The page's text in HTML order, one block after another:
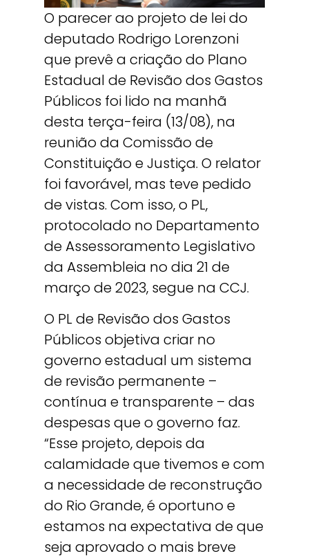
O parecer ao projeto de lei do
deputado Rodrigo Lorenzoni
que prevê a criação do Plano
Estadual de Revisão dos Gastos
Públicos foi lido na manhã
desta terça-feira (13/08), na
reunião da Comissão de
Constituição e Justiça. O relator
foi favorável, mas teve pedido
de vistas. Com isso, o PL,
protocolado no Departamento
de Assessoramento Legislativo
da Assembleia no dia 21 de
março de 2023, segue na CCJ.
O PL de Revisão dos Gastos
Públicos objetiva criar no
governo estadual um sistema
de revisão permanente –
contínua e transparente – das
despesas que o governo faz.
“Esse projeto, depois da
calamidade que tivemos e com
a necessidade de reconstrução
do Rio Grande, é oportuno e
estamos na expectativa de que
seja aprovado o mais breve